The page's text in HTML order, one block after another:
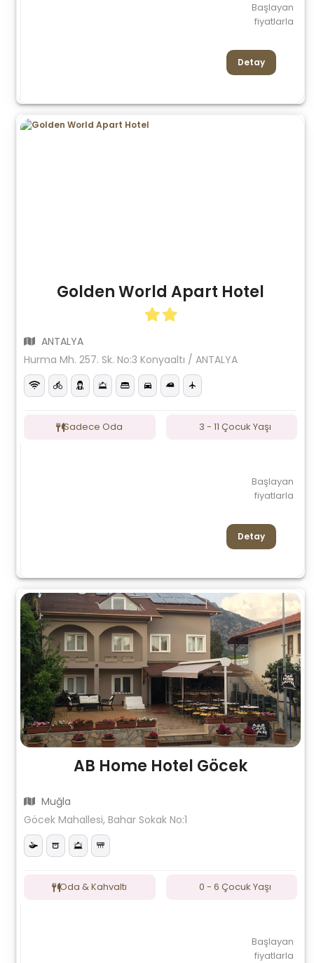
Başlayan
fiyatlarla
Detay
Golden World Apart Hotel
ANTALYA
Hurma Mh. 257. Sk. No:3 Konyaaltı / ANTALYA
Sadece Oda 3 - 11 Çocuk Yaşı
Başlayan
fiyatlarla
Detay
AB Home Hotel Göcek
Muğla
Göcek Mahallesi, Bahar Sokak No:1
Oda & Kahvaltı 0 - 6 Çocuk Yaşı
Başlayan
fiyatlarla